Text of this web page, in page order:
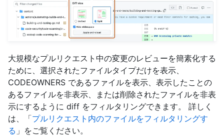
大規模なプルリクエスト中の変更のレビューを簡素化する
ために、選択されたファイルタイプだけを表示、
CODEOWNERS であるファイルを表示、表示したことの
あるファイルを非表示、または削除されたファイルを非表
示にするように diff をフィルタリングできます。 詳しく
は、「プルリクエスト内のファイルをフィルタリングす
る 」をご覧ください。